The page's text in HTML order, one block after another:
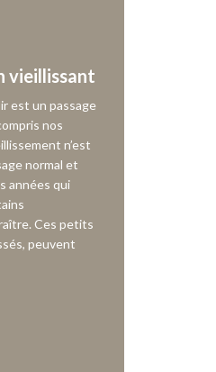
vieillissant
est un passage
nos
n’est
normal et
années qui
Ces petits
peuvent